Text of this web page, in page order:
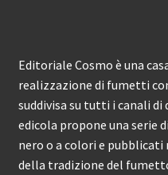
Editoriale Cosmo è una
realizzazione di fumetti
suddivisa su tutti i canali di
edicola propone una serie
nero o a colori e
della tradizione del